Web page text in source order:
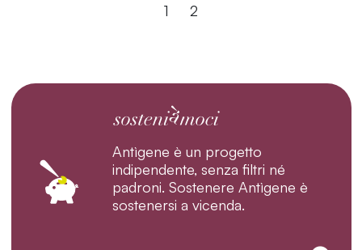
1 2
Antìgene è un progetto
indipendente, senza filtri né
padroni. Sostenere Antìgene è
sostenersi a vicenda.